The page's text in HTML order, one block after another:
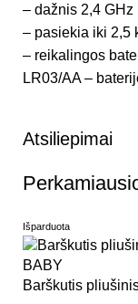
– dažnis 2,4 GHz
– pasiekia iki 2,5
– reikalingos
LR03/AA –
Atsiliepimai
Išparduota
Barškutis